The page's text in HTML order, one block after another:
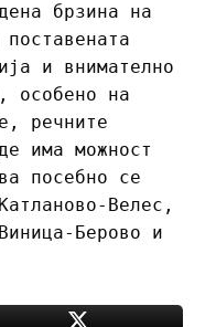
брзина на
и внимателно
особено на
речните
има можност
посебно се
Велес,
Берово и